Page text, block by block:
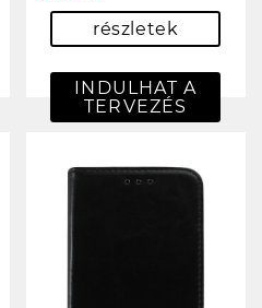
részletek
INDULHAT A
TERVEZÉS